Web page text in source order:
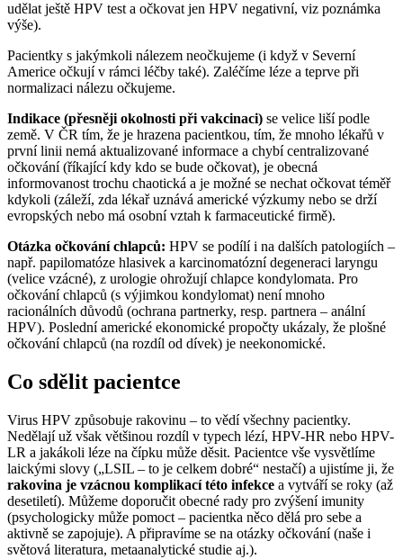
udělat ještě HPV test a očkovat jen HPV negativní, viz poznámka
výše).
Pacientky s jakýmkoli nálezem neočkujeme (i když v Severní
Americe očkují v rámci léčby také). Zaléčíme léze a teprve při
normalizaci nálezu očkujeme.
Indikace (přesněji okolnosti při vakcinaci) se velice liší podle
země. V ČR tím, že je hrazena pacientkou, tím, že mnoho lékařů v
první linii nemá aktualizované informace a chybí centralizované
očkování (říkající kdy kdo se bude očkovat), je obecná
informovanost trochu chaotická a je možné se nechat očkovat téměř
kdykoli (záleží, zda lékař uznává americké výzkumy nebo se drží
evropských nebo má osobní vztah k farmaceutické firmě).
Otázka očkování chlapců: HPV se podílí i na dalších patologiích –
např. papilomatóze hlasivek a karcinomatózní degeneraci laryngu
(velice vzácné), z urologie ohrožují chlapce kondylomata. Pro
očkování chlapců (s výjimkou kondylomat) není mnoho
racionálních důvodů (ochrana partnerky, resp. partnera – anální
HPV). Poslední americké ekonomické propočty ukázaly, že plošné
očkování chlapců (na rozdíl od dívek) je neekonomické.
Co sdělit pacientce
Virus HPV způsobuje rakovinu – to vědí všechny pacientky.
Nedělají už však většinou rozdíl v typech lézí, HPV-HR nebo HPV-
LR a jakákoli léze na čípku může děsit. Pacientce vše vysvětlíme
laickými slovy („LSIL – to je celkem dobré“ nestačí) a ujistíme ji, že
rakovina je vzácnou komplikací této infekce a vytváří se roky (až
desetiletí). Můžeme doporučit obecné rady pro zvýšení imunity
(psychologicky může pomoct – pacientka něco dělá pro sebe a
aktivně se zapojuje). A připravíme se na otázky očkování (naše i
světová literatura, metaanalytické studie aj.).